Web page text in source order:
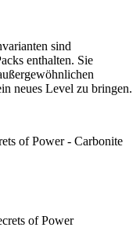
sind
enthalten. Sie
neues Level zu bringen.
of Power - Carbonite
of Power